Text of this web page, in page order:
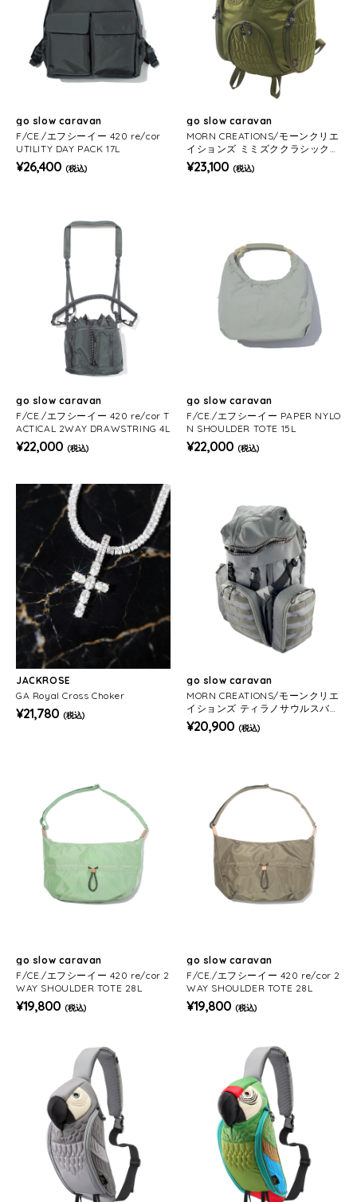
go slow caravan
F/CE./エフシーイー 420 re/cor
UTILITY DAY PACK 17L
¥26,400 (税込)
go slow caravan
MORN CREATIONS/モーンクリエ
イションズ ミミズククラシック
バックパック L 18.7L
¥23,100 (税込)
go slow caravan
F/CE./エフシーイー 420 re/cor T
ACTICAL 2WAY DRAWSTRING 4L
¥22,000 (税込)
go slow caravan
F/CE./エフシーイー PAPER NYLO
N SHOULDER TOTE 15L
¥22,000 (税込)
JACKROSE
GA Royal Cross Choker
¥21,780 (税込)
go slow caravan
MORN CREATIONS/モーンクリエ
イションズ ティラノサウルスバッ
クパック S 12L
¥20,900 (税込)
go slow caravan
F/CE./エフシーイー 420 re/cor 2
WAY SHOULDER TOTE 28L
¥19,800 (税込)
go slow caravan
F/CE./エフシーイー 420 re/cor 2
WAY SHOULDER TOTE 28L
¥19,800 (税込)